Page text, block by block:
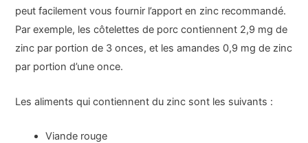
peut facilement vous fournir l’apport en zinc recommandé.
Par exemple, les côtelettes de porc contiennent 2,9 mg de
zinc par portion de 3 onces, et les amandes 0,9 mg de zinc
par portion d’une once.
Les aliments qui contiennent du zinc sont les suivants :
Viande rouge